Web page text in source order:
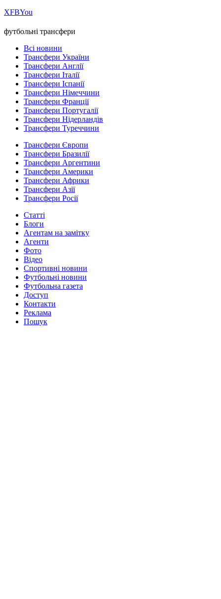
ХFBYou
футбольні трансфери
Всі новини
Трансфери України
Трансфери Англії
Трансфери Італії
Трансфери Іспанії
Трансфери Німеччини
Трансфери Франції
Трансфери Португалії
Трансфери Нідерландів
Трансфери Туреччини
Трансфери Європи
Трансфери Бразилії
Трансфери Аргентини
Трансфери Америки
Трансфери Африки
Трансфери Азії
Трансфери Росії
Статті
Блоги
Агентам на замітку
Агенти
Фото
Відео
Спортивні новини
Футбольні новини
Футбольна газета
Доступ
Контакти
Реклама
Пошук